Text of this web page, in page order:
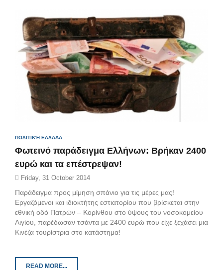
ΠΟΛΙΤΙΚΉ ΕΛΛΆΔΑ
Φωτεινό παράδειγμα Ελλήνων: Βρήκαν 2400
ευρώ και τα επέστρεψαν!
Friday, 31 October 2014
Παράδειγμα προς μίμηση σπάνιο για τις μέρες μας!
Εργαζόμενοι και ιδιοκτήτης εστιατορίου που βρίσκεται στην
εθνική οδό Πατρών – Κορίνθου στο ύψους του νοσοκομείου
Αιγίου, παρέδωσαν τσάντα με 2400 ευρώ που είχε ξεχάσει μια
Κινέζα τουρίστρια στο κατάστημα!
READ MORE...